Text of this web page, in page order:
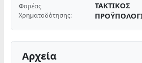
Φορέας
Χρηματοδότησης:
ΤΑΚΤΙΚΟΣ
Αρχεία